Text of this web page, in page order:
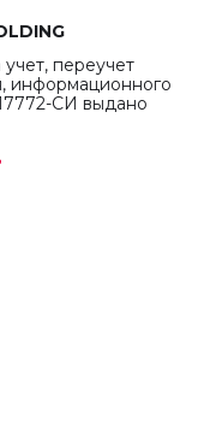
переучет
информационного
СИ выдано